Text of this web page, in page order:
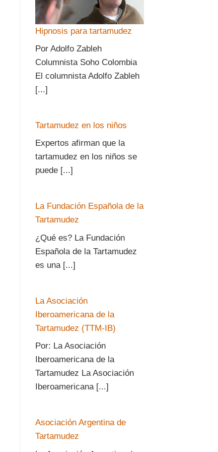
Hipnosis para tartamudez
Por Adolfo Zableh
Columnista Soho Colombia
El columnista Adolfo Zableh
[...]
Tartamudez en los niños
Expertos afirman que la
tartamudez en los niños se
puede [...]
La Fundación Española de la
Tartamudez
¿Qué es? La Fundación
Española de la Tartamudez
es una [...]
La Asociación
Iberoamericana de la
Tartamudez (TTM-IB)
Por: La Asociación
Iberoamericana de la
Tartamudez La Asociación
Iberoamericana [...]
Asociación Argentina de
Tartamudez